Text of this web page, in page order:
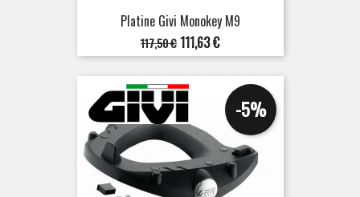
Platine Givi Monokey M9
Prix
de
base
117,50 €Prix
111,63 €
-5%